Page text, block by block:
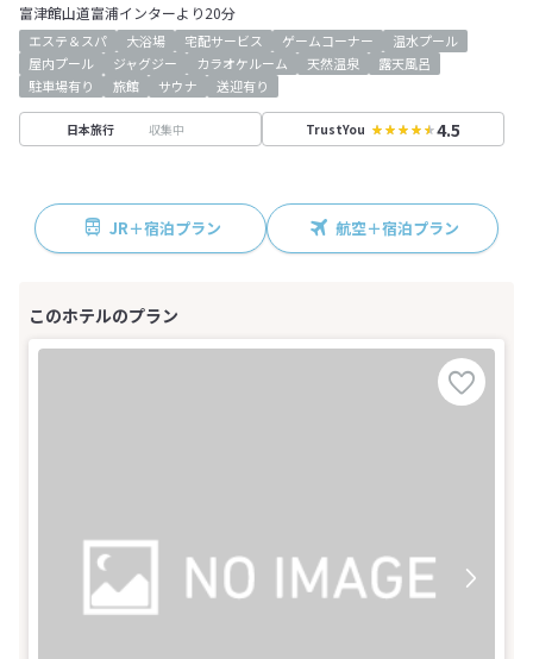
富津館山道富浦インターより20分
エステ＆スパ 大浴場 宅配サービス ゲームコーナー
温水プール
屋内プール
ジャグジー カラオケルーム 天然温泉
露天風呂
駐車場有り
旅館 サウナ 送迎有り
日本旅行 収集中 TrustYou 4.5
JR＋宿泊プラン 航空＋宿泊プラン